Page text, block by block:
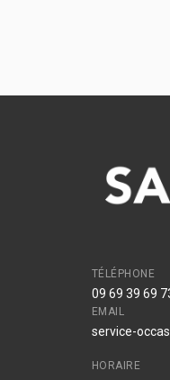
TÉLÉPHONE
09 69 39 69
EMAIL
service-
HORAIRE